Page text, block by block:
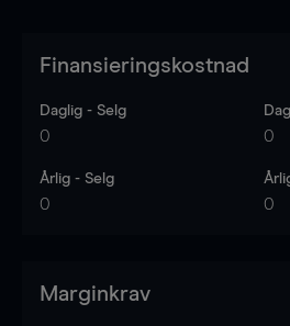
Finansieringskostnad
Daglig - Selg
0 0
Årlig - Selg
0 0
Marginkrav